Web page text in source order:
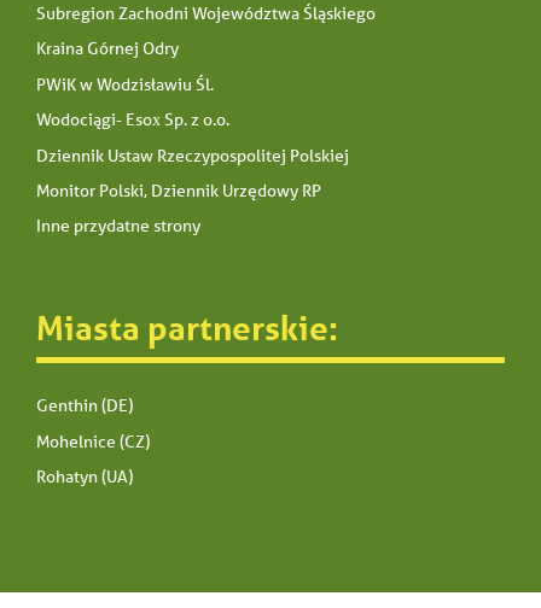
Subregion Zachodni Województwa Śląskiego
Kraina Górnej Odry
PWiK w Wodzisławiu Śl.
Wodociągi- Esox Sp. z o.o.
Dziennik Ustaw Rzeczypospolitej Polskiej
Monitor Polski, Dziennik Urzędowy RP
Inne przydatne strony
Miasta partnerskie:
Genthin (DE)
Mohelnice (CZ)
Rohatyn (UA)